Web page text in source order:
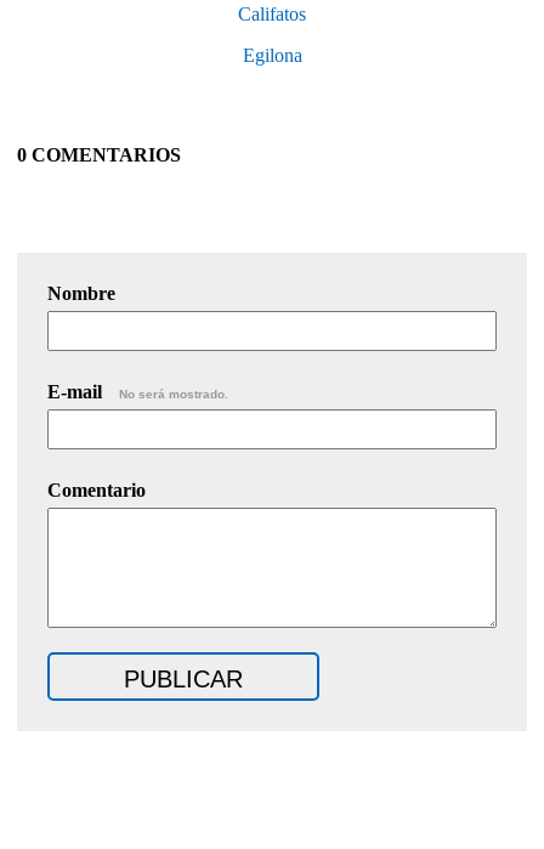
Califatos
Egilona
0 COMENTARIOS
Nombre
E-mail No será mostrado.
Comentario